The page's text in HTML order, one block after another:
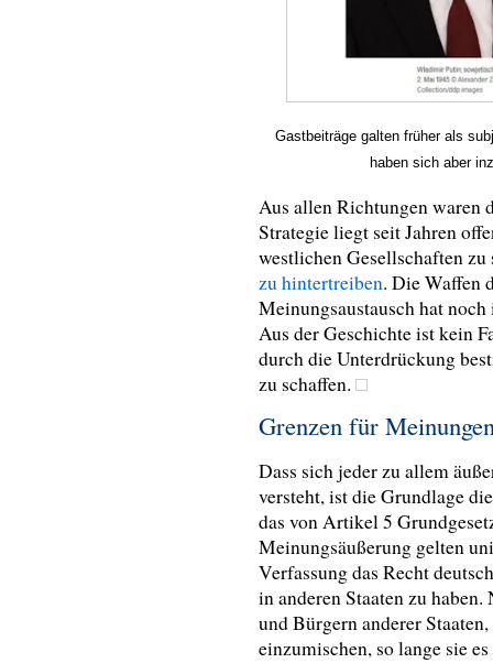
Gastbeiträge galten früher als
haben sich aber
Aus allen Richtungen waren
Strategie liegt seit Jahren
westlichen Gesellschaften
zu hintertreiben. Die Waffen
Meinungsaustausch hat
Aus der Geschichte ist kein
durch die Unterdrückung
zu schaffen.
Grenzen für
Dass sich jeder zu allem
versteht, ist die Grundlage
das von Artikel 5
Meinungsäußerung gelten
Verfassung das Recht
in anderen Staaten zu
und Bürgern anderer
einzumischen, so lange sie